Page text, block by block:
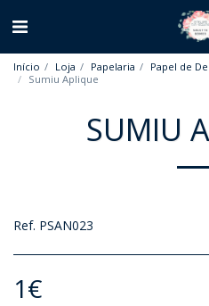
Início Loja Papelaria
Papel de
Sumiu Aplique
SUMIU
Ref. PSAN023
1€